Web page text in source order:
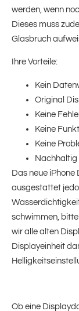
werden, wenn
Dieses muss
Glasbruch
Ihre Vorteile:
Kein
Original
Keine
Keine
Keine
Nachhaltig
Das neue
ausgestattet
schwimmen,
wir alle alten
Displayeinheit
Ob eine